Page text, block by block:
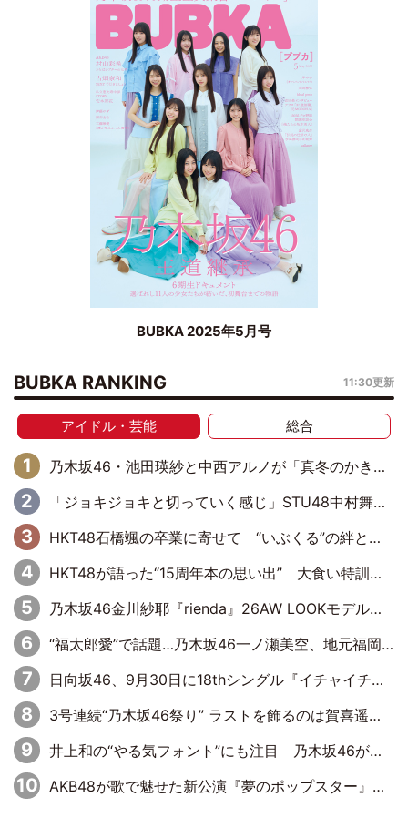
BUBKA 2025年5月号
BUBKA RANKING 11:30更新
アイドル・芸能 総合
乃木坂46・池田瑛紗と中西アルノが「真冬のかき氷」騒動で火花散らす！ 因縁の裏にあるのは、逆境をともに“凌”ぐ似た者同士の絆
「ジョキジョキと切っていく感じ」STU48中村舞、新しい挑戦は自らの手で
HKT48石橋颯の卒業に寄せて “いぶくる”の絆と後輩・龍頭綺音の決意
HKT48が語った“15周年本の思い出” 大食い特訓・守護霊企画・制服グラビア…盛りだくさんの裏話
乃木坂46金川紗耶『rienda』26AW LOOKモデルに就任
“福太郎愛”で話題…乃木坂46一ノ瀬美空、地元福岡『めんべい25周年トップサポーター』に就任
日向坂46、9月30日に18thシングル『イチャイチャ虫』の発売決定！ フォーメーションは『日向坂で会いましょう』にて発表
3号連続“乃木坂46祭り” ラストを飾るのは賀喜遥香…5年ぶりの登場に「5年分大人になった私を見ていただけたら」
井上和の“やる気フォント”にも注目 乃木坂46が挑んだ書道パフォーマンスの舞台裏
AKB48が歌で魅せた新公演『夢のポップスター』 初日から全身全霊のステージ